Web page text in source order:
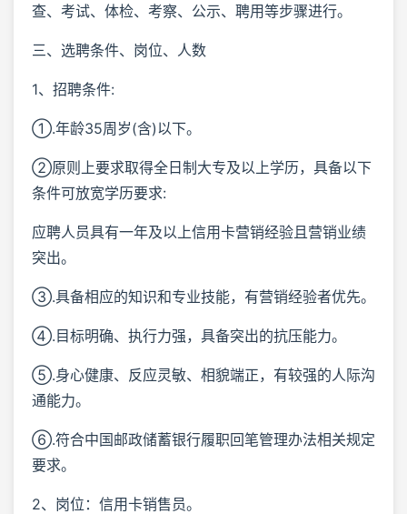
查、考试、体检、考察、公示、聘用等步骤进行。
三、选聘条件、岗位、人数
1、招聘条件:
①.年龄35周岁(含)以下。
②原则上要求取得全日制大专及以上学历，具备以下
条件可放宽学历要求:
应聘人员具有一年及以上信用卡营销经验且营销业绩
突出。
③.具备相应的知识和专业技能，有营销经验者优先。
④.目标明确、执行力强，具备突出的抗压能力。
⑤.身心健康、反应灵敏、相貌端正，有较强的人际沟
通能力。
⑥.符合中国邮政储蓄银行履职回笔管理办法相关规定
要求。
2、岗位：信用卡销售员。